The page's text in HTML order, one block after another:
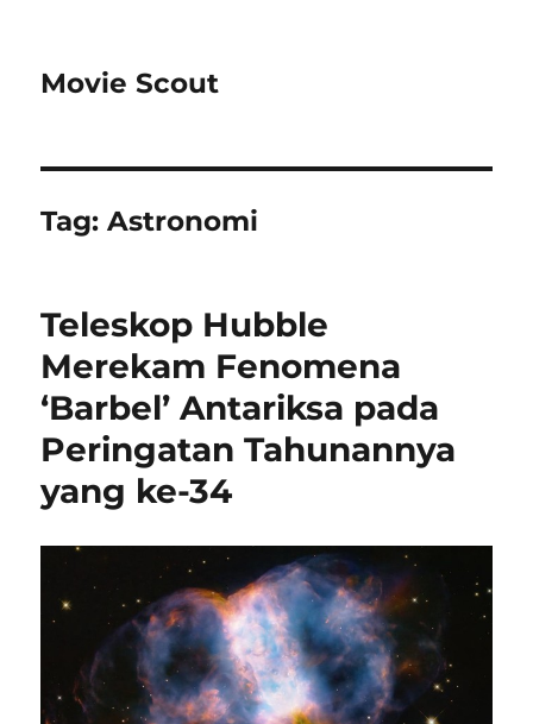
Movie Scout
Tag:Astronomi
Teleskop Hubble
Merekam Fenomena
‘Barbel’ Antariksa pada
Peringatan Tahunannya
yang ke-34